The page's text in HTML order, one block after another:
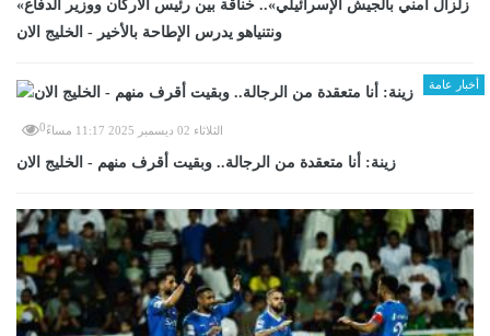
«زلزال أمني بالجيش الإسرائيلي».. خناقة بين رئيس الأركان ووزير الدفاع
ونتنياهو يدرس الإطاحة بالأخير - الخليج الان
أخبار عامة
الثلاثاء 02 ديسمبر 2025 11:17 مساءً 0
زينة: أنا متعقدة من الرجالة.. وبقيت أقرف منهم - الخليج الان